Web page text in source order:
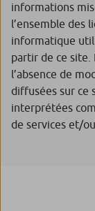
informations
l’ensemble des
informatique
partir de ce site.
l’absence de
diffusées sur ce
interprétées
de services et/